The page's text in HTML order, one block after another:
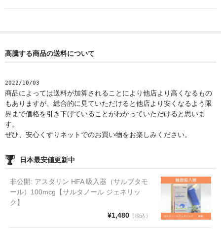
高騰する商品の送料について
2022/10/03
商品によっては送料が加算されることにより他店より高くなるもの
もありますが、総合的に見ていただけると他店より安くなるよう限
界まで価格を引き下げていることがわかっていただけると思いま
す。
ぜひ、安心くすりネットでのお買い物をお楽しみください。
日本最安値更新中
非公開: アスタリン HFA 吸入器（サルブタモ
ール）100mcg【サルタノール ジェネリッ
ク】
¥1,480（税込）